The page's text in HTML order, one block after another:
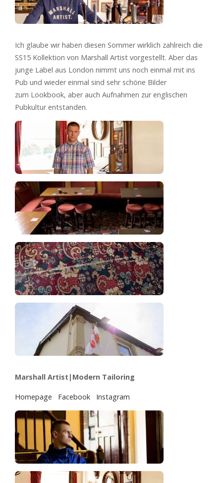
Ich glaube wir haben diesen Sommer wirklich zahlreich die
SS15 Kollektion von Marshall Artist vorgestellt. Aber das
junge Label aus London nimmt uns noch einmal mit ins
Pub und wieder einmal sind sehr schöne Bilder
zum Lookbook, aber auch Aufnahmen zur englischen
Pubkultur entstanden.
Marshall Artist|Modern Tailoring
Homepage Facebook Instagram